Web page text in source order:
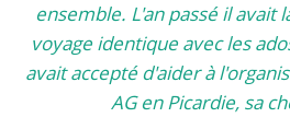
ensemble. L'an passé il avait
voyage identique avec les
avait accepté d'aider à
AG en Picardie, sa